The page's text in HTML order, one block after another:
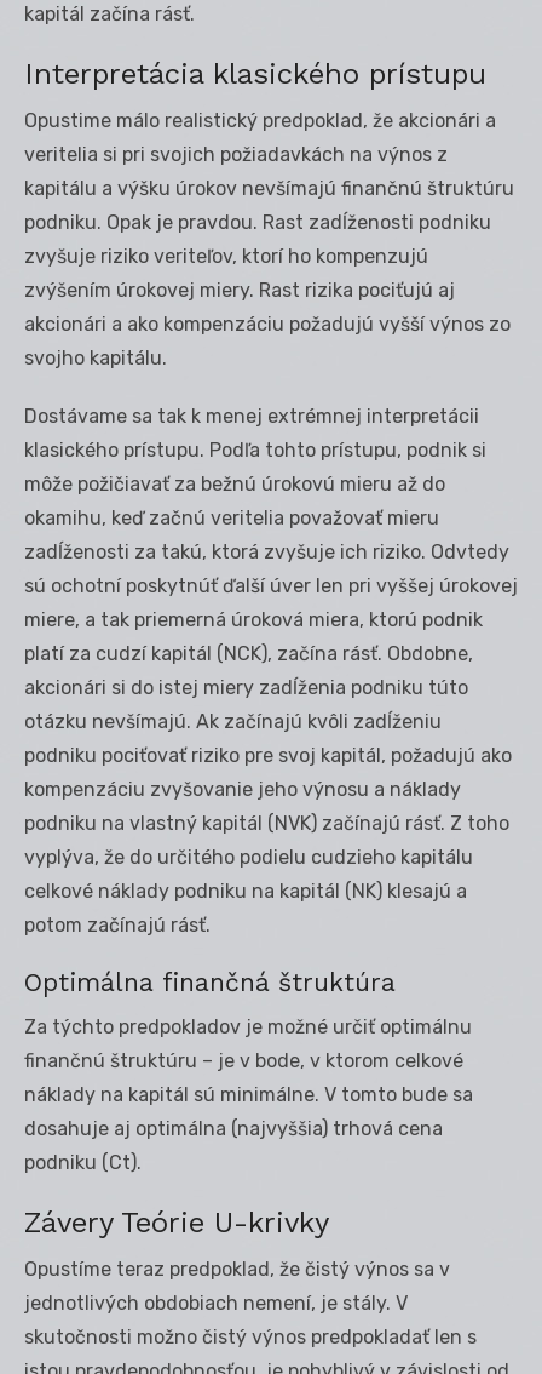
kapitál začína rásť.
Interpretácia klasického prístupu
Opustime málo realistický predpoklad, že akcionári a
veritelia si pri svojich požiadavkách na výnos z
kapitálu a výšku úrokov nevšímajú finančnú štruktúru
podniku. Opak je pravdou. Rast zadĺženosti podniku
zvyšuje riziko veriteľov, ktorí ho kompenzujú
zvýšením úrokovej miery. Rast rizika pociťujú aj
akcionári a ako kompenzáciu požadujú vyšší výnos zo
svojho kapitálu.
Dostávame sa tak k menej extrémnej interpretácii
klasického prístupu. Podľa tohto prístupu, podnik si
môže požičiavať za bežnú úrokovú mieru až do
okamihu, keď začnú veritelia považovať mieru
zadĺženosti za takú, ktorá zvyšuje ich riziko. Odvtedy
sú ochotní poskytnúť ďalší úver len pri vyššej úrokovej
miere, a tak priemerná úroková miera, ktorú podnik
platí za cudzí kapitál (NCK), začína rásť. Obdobne,
akcionári si do istej miery zadĺženia podniku túto
otázku nevšímajú. Ak začínajú kvôli zadĺženiu
podniku pociťovať riziko pre svoj kapitál, požadujú ako
kompenzáciu zvyšovanie jeho výnosu a náklady
podniku na vlastný kapitál (NVK) začínajú rásť. Z toho
vyplýva, že do určitého podielu cudzieho kapitálu
celkové náklady podniku na kapitál (NK) klesajú a
potom začínajú rásť.
Optimálna finančná štruktúra
Za týchto predpokladov je možné určiť optimálnu
finančnú štruktúru – je v bode, v ktorom celkové
náklady na kapitál sú minimálne. V tomto bude sa
dosahuje aj optimálna (najvyššia) trhová cena
podniku (Ct).
Závery Teórie U-krivky
Opustíme teraz predpoklad, že čistý výnos sa v
jednotlivých obdobiach nemení, je stály. V
skutočnosti možno čistý výnos predpokladať len s